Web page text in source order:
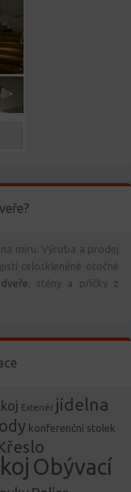
na míru. Výroba a prodej
celoskleněné otočné
, stěny a příčky z
Exteriér jídelna
konferenční stolek
Obývací